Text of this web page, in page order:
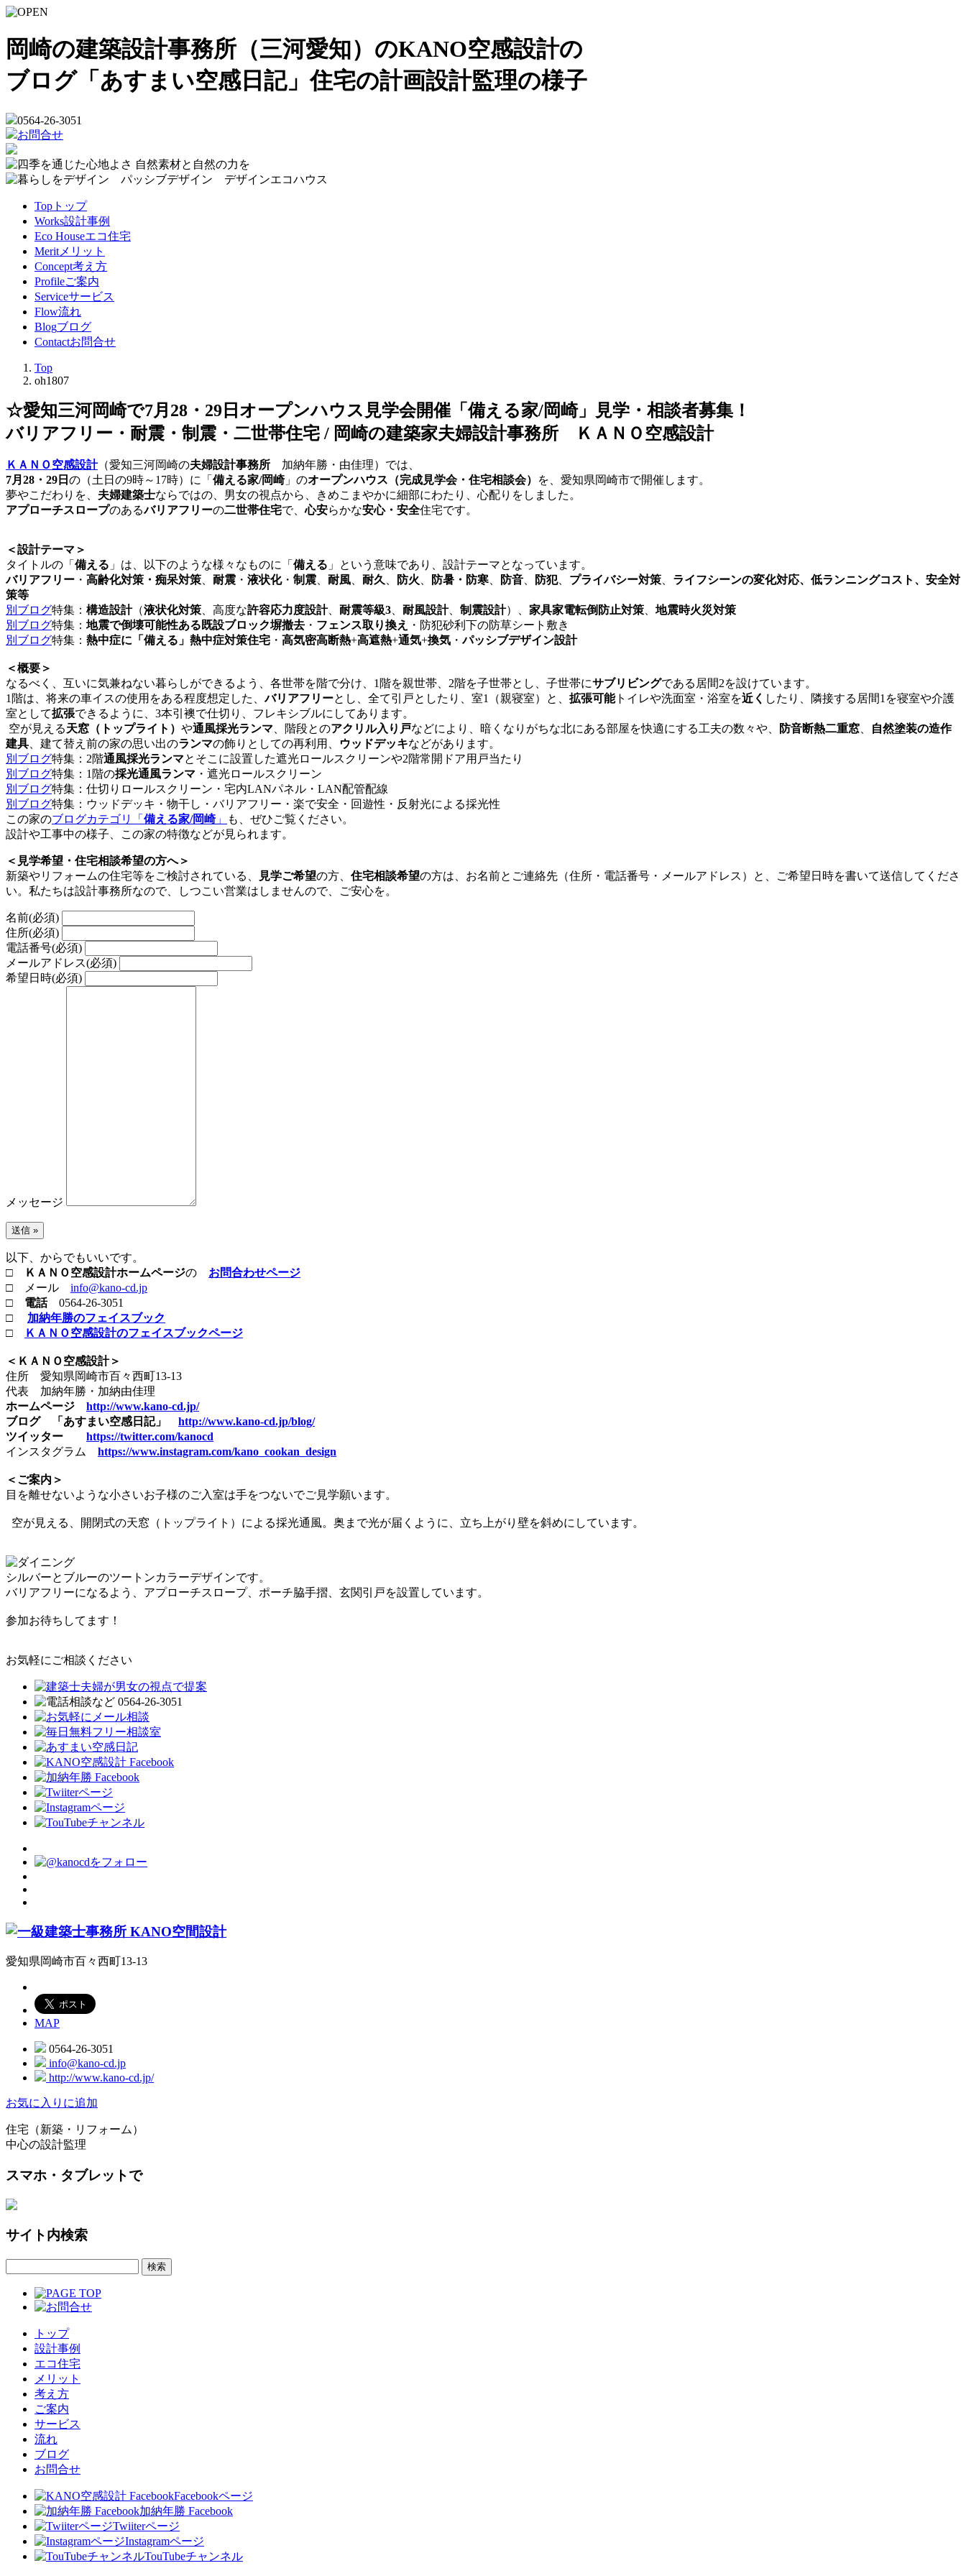
岡崎の建築設計事務所（三河愛知）のKANO空感設計の
ブログ「あすまい空感日記」住宅の計画設計監理の様子
0564-26-3051
お問合せ
Top トップ
Works設計事例
Eco Houseエコ住宅
Merit メリット
Concept考え方
Profileご案内
Serviceサービス
Flow流れ
Blogブログ
Contactお問合せ
Top
oh1807
☆愛知三河岡崎で7月28・29日オープンハウス見学会開催 「備える家/岡崎」
見学・相談者募集！
バリアフリー・耐震・制震・二世帯住宅 / 岡崎の建築家夫婦設計事務所 ＫＡＮＯ空感設計
ＫＡＮＯ空感設計（愛知三河岡崎の夫婦設計事務所 加納年勝・由佳理）では、
7月28・29日 の（土日の9時～17時）に「 備える家/岡崎」のオープンハウス（完成見学会・住宅相談会）
を、愛知県岡崎市で開催します。
夢やこだわりを、 夫婦建築士ならではの、男女の視点から、きめこまやかに細部にわたり、心配りをしました。
アプローチスロープのあるバリアフリーの二世帯住宅で、心安らかな安心・安全住宅です。
＜設計テーマ＞
タイトルの「 備える 」は、以下のような様々なものに「 備える 」という意味であり、設計テーマとなっています。
バリアフリー ・ 高齢化対策・痴呆対策 耐震 ・ 液状化・ 制震 耐風 耐久 防火 防暑・防寒 防音 防犯、 プライバシー対策
ライフシーンの変化対応、低ランニングコスト、安全対
策等
別ブログ特集： 構造設計（液状化対策 、高度な許容応力度設計、 耐震等級3 耐風設計、 制震設計） 家具家電転倒防止対策
地震時火災対策
別ブログ特集： 地震で倒壊可能性ある既設ブロック塀撤去 ・ フェンス取り換え
・防犯砂利下の防草シート敷き
別ブログ特集： 熱中症に「備える」熱中症対策住宅 ・ 高気密高断熱+高遮熱+通気+換気 ・パッシブデザイン設計
＜概要＞
なるべく、互いに気兼ねない暮らしができるよう、各世帯を階で分け、1階を親世帯、2階を子世帯とし、子世帯にサブリビングである居間2を設けています。
1階は、将来の車イスの使用をある程度想定した、バリアフリーとし、全て引戸としたり、室1（親寝室）と、 拡張可能トイレや洗面室・浴室を近く したり、隣接する居間1を寝室や介護
室として拡張できるように、3本引襖で仕切り、フレキシブルにしてあります。
空が見える天窓（トップライト） や通風採光ランマ 、階段とのアクリル入り戸などにより、暗くなりがちな北にある部屋を快適にする工夫の数々や、 防音断熱二重窓
自然塗装の造作
建具 、建て替え前の家の思い出のランマの飾りとしての再利用、 ウッドデッキなどがあります。
別ブログ特集：2階通風採光ランマとそこに設置した遮光ロールスクリーンや2階常開ドア用戸当たり
別ブログ特集：1階の採光通風ランマ ・遮光ロールスクリーン
別ブログ特集：仕切りロールスクリーン・宅内LANパネル・LAN配管配線
別ブログ特集：ウッドデッキ・物干し・バリアフリー・楽で安全・回遊性・反射光による採光性
この家のブログカテゴリ「 備える家/岡崎」
も、ぜひご覧ください。
設計や工事中の様子、この家の特徴などが見られます。
＜見学希望・住宅相談希望の方へ＞
新築やリフォームの住宅等をご検討されている、
見学ご希望の方、 住宅相談希望の方は、お名前とご連絡先（住所・電話番号・メールアドレス）と、ご希望日時を書いて送信してくださ
い。私たちは設計事務所なので、しつこい営業はしませんので、ご安心を。
名前(必須)
住所(必須)
電話番号(必須)
メールアドレス(必須)
希望日時(必須)
メッセージ
以下、からでもいいです。
□
ＫＡＮＯ空感設計ホームページの お問合わせページ
□ メール info@kano-cd.jp
□ 電話
0564-26-3051
□ 加納年勝のフェイスブック
□
ＫＡＮＯ空感設計のフェイスブックページ
＜ＫＡＮＯ空感設計＞
住所 愛知県岡崎市百々西町13-13
代表 加納年勝・加納由佳理
ホームページ http://www.kano-cd.jp/
ブログ 「あすまい空感日記」 http://www.kano-cd.jp/blog/
ツイッター
https://twitter.com/kanocd
インスタグラム https://www.instagram.com/kano_cookan_design
＜ご案内＞
目を離せないような小さいお子様のご入室は手をつないでご見学願います。
空が見える、開閉式の天窓（トップライト）による採光通風。奥まで光が届くように、立ち上がり壁を斜めにしています。
シルバーとブルーのツートンカラーデザインです。
バリアフリーになるよう、アプローチスロープ、ポーチ脇手摺、玄関引戸を設置しています。
参加お待ちしてます！
お気軽にご相談ください
愛知県岡崎市百々西町13-13
MAP
0564-26-3051
info@kano-cd.jp
http://www.kano-cd.jp/
お気に入りに追加
住宅（新築・リフォーム）
中心の設計監理
スマホ・タブレットで
サイト内検索
トップ
設計事例
エコ住宅
メリット
考え方
ご案内
サービス
流れ
ブログ
お問合せ
Facebookページ
加納年勝 Facebook
Twiiterページ
Instagramページ
TouTubeチャンネル